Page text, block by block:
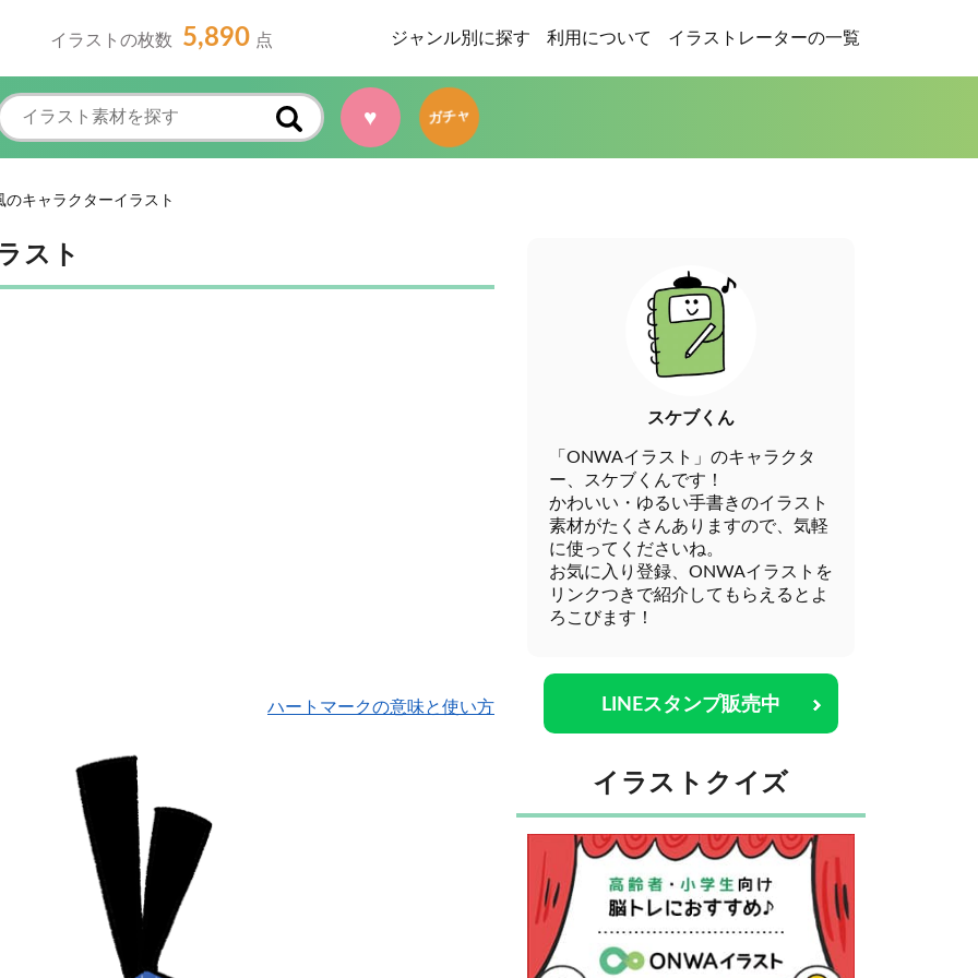
イラストの枚数 5,890 点 ジャンル別に探す 利用について イラストレーターの一覧
♥ ガチャ
のキャラクターイラスト
スト
ハートマークの意味と使い方
スケブくん
「ONWAイラスト」のキャラクタ
ー、スケブくんです！
かわいい・ゆるい手書きのイラスト
素材がたくさんありますので、気軽
に使ってくださいね。
お気に入り登録、ONWAイラストを
リンクつきで紹介してもらえるとよ
ろこびます！
LINEスタンプ販売中
イラストクイズ